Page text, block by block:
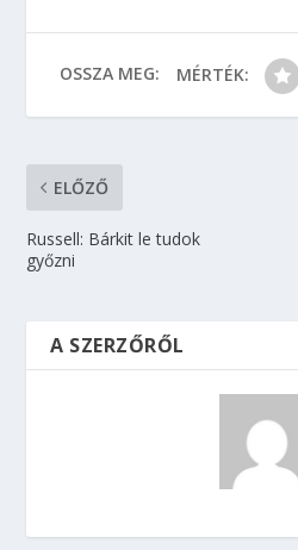
OSSZA MEG: MÉRTÉK:
ELŐZŐ
Russell: Bárkit le tudok
győzni
A SZERZŐRŐL